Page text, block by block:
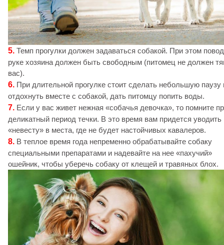
5. Темп прогулки должен задаваться собакой. При этом
руке хозяина должен быть свободным (питомец не должен
вас).
6. При длительной прогулке стоит сделать небольшую паузу
отдохнуть вместе с собакой, дать питомцу попить воды.
7. Если у вас живет нежная «собачья девочка», то помните
деликатный период течки. В это время вам придется уводить
«невесту» в места, где не будет настойчивых кавалеров.
8. В теплое время года непременно обрабатывайте собаку
специальными препаратами и надевайте на нее «пахучий»
ошейник, чтобы уберечь собаку от клещей и травяных блох.